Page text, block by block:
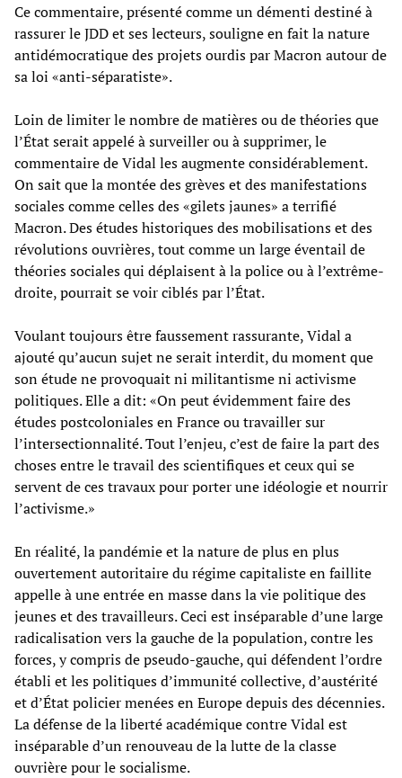
Ce commentaire, présenté comme un démenti destiné à
rassurer le JDD et ses lecteurs, souligne en fait la nature
antidémocratique des projets ourdis par Macron autour de
sa loi «anti-séparatiste».
Loin de limiter le nombre de matières ou de théories que
l’État serait appelé à surveiller ou à supprimer, le
commentaire de Vidal les augmente considérablement.
On sait que la montée des grèves et des manifestations
sociales comme celles des «gilets jaunes» a terrifié
Macron. Des études historiques des mobilisations et des
révolutions ouvrières, tout comme un large éventail de
théories sociales qui déplaisent à la police ou à l’extrême-
droite, pourrait se voir ciblés par l’État.
Voulant toujours être faussement rassurante, Vidal a
ajouté qu’aucun sujet ne serait interdit, du moment que
son étude ne provoquait ni militantisme ni activisme
politiques. Elle a dit: «On peut évidemment faire des
études postcoloniales en France ou travailler sur
l’intersectionnalité. Tout l’enjeu, c’est de faire la part des
choses entre le travail des scientifiques et ceux qui se
servent de ces travaux pour porter une idéologie et nourrir
l’activisme.»
En réalité, la pandémie et la nature de plus en plus
ouvertement autoritaire du régime capitaliste en faillite
appelle à une entrée en masse dans la vie politique des
jeunes et des travailleurs. Ceci est inséparable d’une large
radicalisation vers la gauche de la population, contre les
forces, y compris de pseudo-gauche, qui défendent l’ordre
établi et les politiques d’immunité collective, d’austérité
et d’État policier menées en Europe depuis des décennies.
La défense de la liberté académique contre Vidal est
inséparable d’un renouveau de la lutte de la classe
ouvrière pour le socialisme.